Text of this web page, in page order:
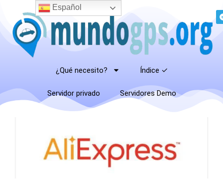
¿Qué necesito? Índice ✓
Servidor privado Servidores Demo
Español